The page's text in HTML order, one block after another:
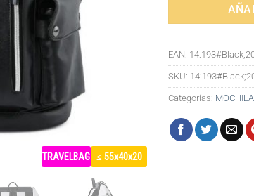
TRAVELBAG ≤ 55x40x20
EAN:
SKU:
Categorías: